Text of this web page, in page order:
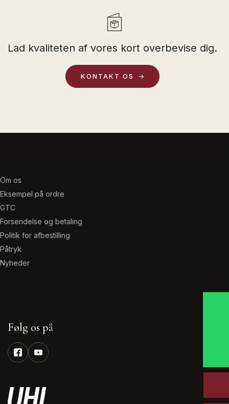
Lad kvaliteten af ​​vores kort overbevise dig.
KONTAKT OS
Om os
Eksempel på ordre
GTC
Forsendelse og betaling
Politik for afbestilling
Påtryk
Nyheder
Følg os på